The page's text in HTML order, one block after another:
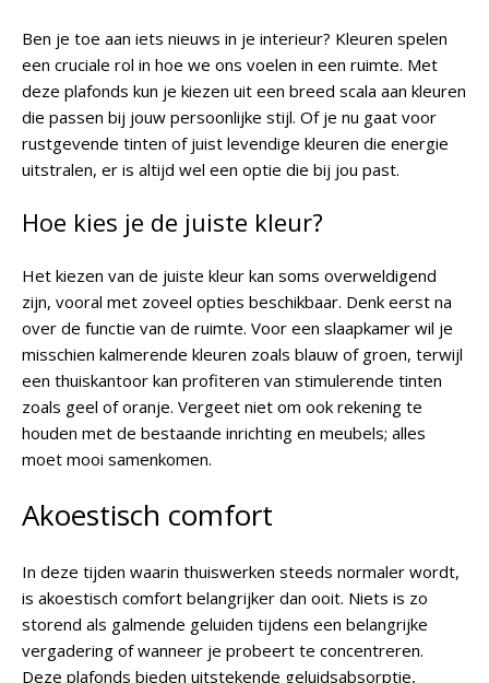
Ben je toe aan iets nieuws in je interieur? Kleuren spelen
een cruciale rol in hoe we ons voelen in een ruimte. Met
deze plafonds kun je kiezen uit een breed scala aan kleuren
die passen bij jouw persoonlijke stijl. Of je nu gaat voor
rustgevende tinten of juist levendige kleuren die energie
uitstralen, er is altijd wel een optie die bij jou past.
Hoe kies je de juiste kleur?
Het kiezen van de juiste kleur kan soms overweldigend
zijn, vooral met zoveel opties beschikbaar. Denk eerst na
over de functie van de ruimte. Voor een slaapkamer wil je
misschien kalmerende kleuren zoals blauw of groen, terwijl
een thuiskantoor kan profiteren van stimulerende tinten
zoals geel of oranje. Vergeet niet om ook rekening te
houden met de bestaande inrichting en meubels; alles
moet mooi samenkomen.
Akoestisch comfort
In deze tijden waarin thuiswerken steeds normaler wordt,
is akoestisch comfort belangrijker dan ooit. Niets is zo
storend als galmende geluiden tijdens een belangrijke
vergadering of wanneer je probeert te concentreren.
Deze plafonds bieden uitstekende geluidsabsorptie,